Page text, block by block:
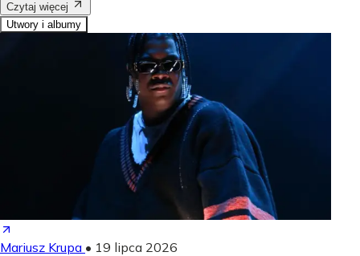
Czytaj więcej
Utwory i albumy
Mariusz Krupa • 19 lipca 2026